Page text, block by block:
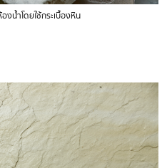
น้ำโดยใช้กระเบื้องหิน